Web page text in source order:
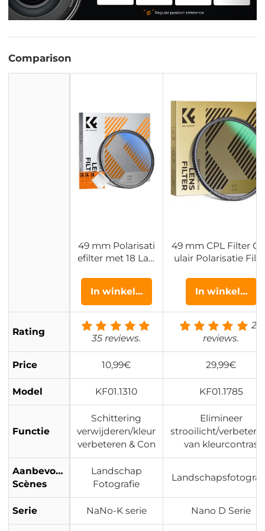
Comparison
49 mm Polarisati
efilter met 18 Lag
en 3 Reinigingsd
oekjes - Nano Kle
ar Serie
49 mm CPL Filter
ulair Polarisatie
gs Groen Gecoate
/ Hydrofoob /
Nano Dazzle Serie
In winkelwagen In
Rating
35 reviews.
24
reviews.
Price 10,99€ 29,99€
Model KF01.1310 KF01.1785
Functie
Schittering
verwijderen/kleur
verbeteren & Con
Elimineer
strooilicht/
van kleurcontras
Aanbevolen
Scènes
Landschap
Fotografie
Serie NaNo-K serie Nano D Serie